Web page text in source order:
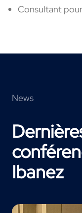
Consultant
News
Ibanez